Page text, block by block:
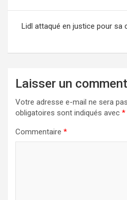
l’article
Lidl attaqué en justice pour sa
Laisser un
Votre adresse e-mail ne sera
obligatoires sont indiqués avec *
Commentaire *